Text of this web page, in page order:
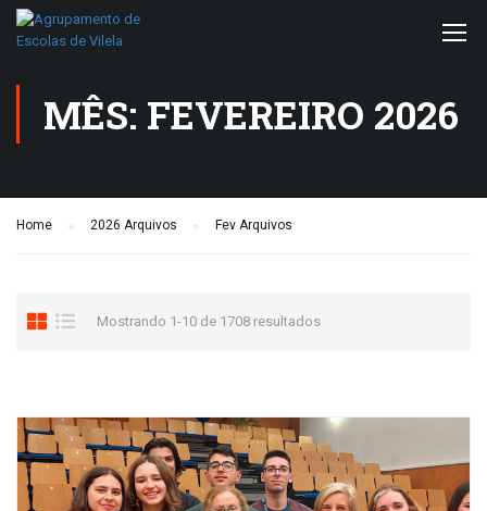
MÊS: FEVEREIRO 2026
Home 2026 Arquivos Fev Arquivos
Mostrando 1-10 de 1708 resultados